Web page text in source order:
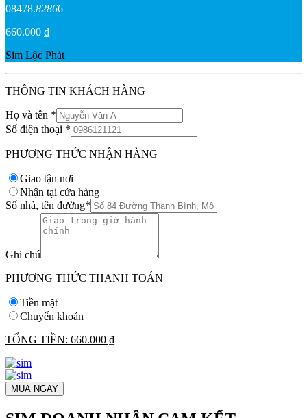
08478.82866
660.000 ₫
Sim Lộc Phát
THÔNG TIN KHÁCH HÀNG
Họ và tên *
Số điện thoại *
PHƯƠNG THỨC NHẬN HÀNG
Giao tận nơi
Nhận tại cửa hàng
Số nhà, tên đường*
Ghi chú
PHƯƠNG THỨC THANH TOÁN
Tiền mặt
Chuyển khoản
TỔNG TIỀN: 660.000 ₫
MUA NGAY